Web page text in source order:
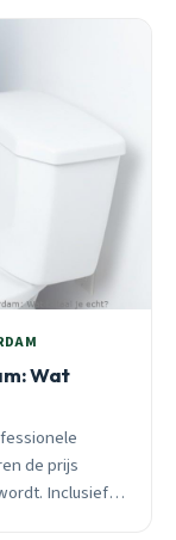
Wat
de prijs
Inclusief